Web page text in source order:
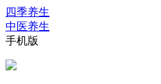
四季养生
中医养生
手机版